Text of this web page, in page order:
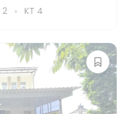
2 KT 4